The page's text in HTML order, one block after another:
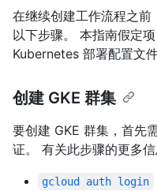
在继续创建工作流程之
以下步骤。 本指南假定
Kubernetes 部署配置文件
创建 GKE 群集
要创建 GKE 群集，首先
证。 有关此步骤的更多
gcloud auth login